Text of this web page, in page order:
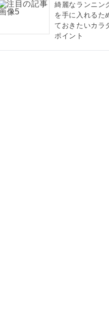
綺麗なランニン
を手に入れるた
ておきたいカラ
ポイント